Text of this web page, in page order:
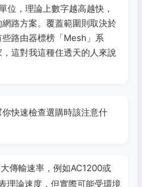
位，理論上數字越高越快，
路方案。覆蓋範圍則取決於
路由器標榜「Mesh」系
這對我這種住透天的人來說
快速檢查選購時該注意什
傳輸速率，例如AC1200或
理論速度，但實際可能受環境